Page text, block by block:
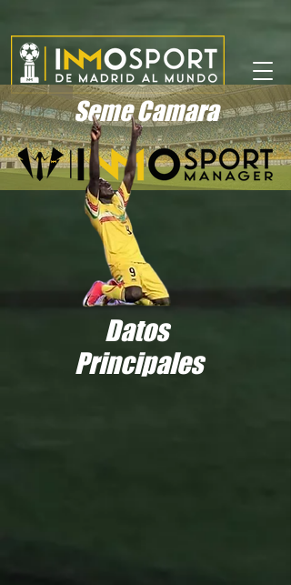
Seme Camara
Datos
Principales